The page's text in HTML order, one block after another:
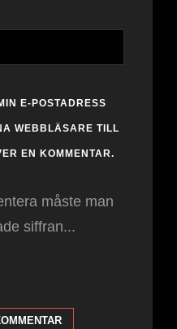
E-POSTADRESS
WEBBLÄSARE TILL
EN KOMMENTAR.
måste man
siffran...